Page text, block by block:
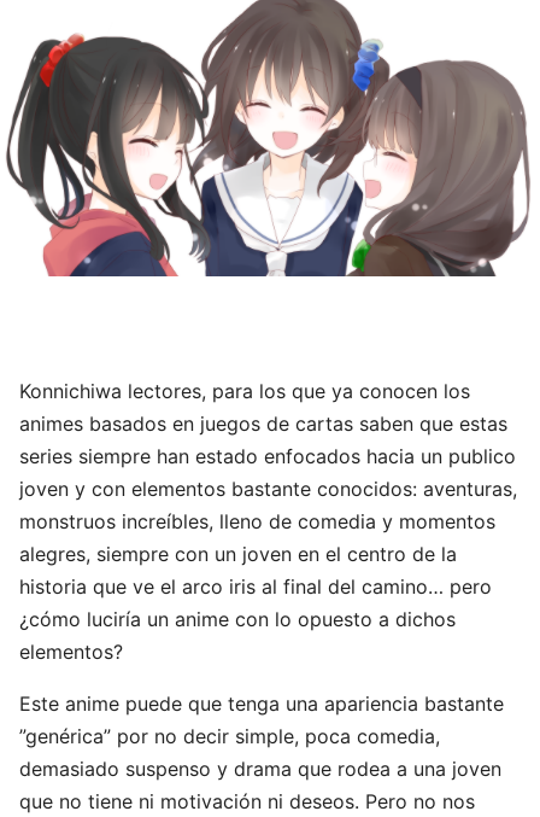
Konnichiwa lectores, para los que ya conocen los
animes basados en juegos de cartas saben que estas
series siempre han estado enfocados hacia un publico
joven y con elementos bastante conocidos: aventuras,
monstruos increíbles, lleno de comedia y momentos
alegres, siempre con un joven en el centro de la
historia que ve el arco iris al final del camino… pero
¿cómo luciría un anime con lo opuesto a dichos
elementos?
Este anime puede que tenga una apariencia bastante
”genérica” por no decir simple, poca comedia,
demasiado suspenso y drama que rodea a una joven
que no tiene ni motivación ni deseos. Pero no nos